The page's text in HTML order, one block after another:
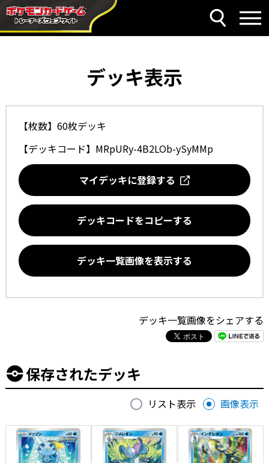
デッキ表示
【枚数】60枚デッキ
【デッキコード】 MRpURy-4B2LOb-ySyMMp
マイデッキに登録する
デッキコードをコピーする
デッキ一覧画像を表示する
デッキ一覧画像をシェアする
保存されたデッキ
リスト表示 画像表示